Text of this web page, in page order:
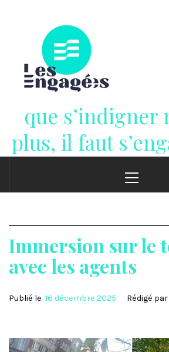
contenu
que s’indigner
plus, il faut
principal
Immersion sur le
avec les agents
Publié le 16 décembre 2025 Rédigé par